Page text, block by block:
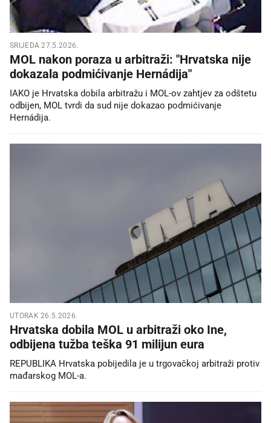
SRIJEDA 27.5.2026.
MOL nakon poraza u arbitraži: "Hrvatska nije
dokazala podmićivanje Hernádija"
IAKO je Hrvatska dobila arbitražu i MOL-ov zahtjev za odštetu
odbijen, MOL tvrdi da sud nije dokazao podmićivanje
Hernádija.
UTORAK 26.5.2026.
Hrvatska dobila MOL u arbitraži oko Ine,
odbijena tužba teška 91 milijun eura
REPUBLIKA Hrvatska pobijedila je u trgovačkoj arbitraži protiv
mađarskog MOL-a.